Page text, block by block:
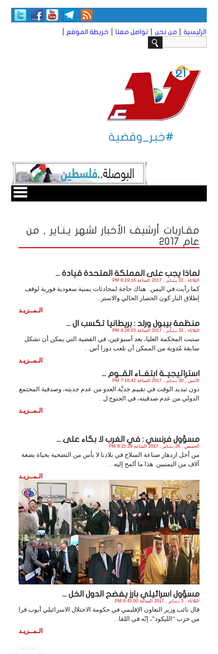
الرئيسية من نحن تواصل معنا خريطة الموقع
#خبر_وقضية
مقـاربات أرشيف الأخبار لشهر يـنـاير , من
عام 2017
لماذا يجب على المملكة المتحدة قيادة ...
الثلاثاء , 31 يـنـاير , 2017 الساعة 6:19:16 PM
كما رأيت في اليمن.. هناك حاجة لمحادثات يمنية سعودية فورية لوقف
إطلاق النار كون الحصار الحالي والاستر. .
الـمــزيـد
منظمة بيبول ورلد : بريطانيا تكسب ال ...
الثلاثاء , 31 يـنـاير , 2017 الساعة 4:26:03 PM
ستبت المحكمة العليا، بعد أسبوعين، في القضية التي يمكن أن تشكل
سابقة مُدوية من الممكن أن تلعب دورا أس. .
الـمــزيـد
استراتيجيــة ابتغــاء القــوم ...
الأثنين , 30 يـنـاير , 2017 الساعة 7:16:42 PM
دون تبديد الوقت في تقييم جديَّة العدو من عدم جديته، وصدقية المجتمع
الدولي من عدم صدقيته، في الجنوح ل. .
الـمــزيـد
مسؤول فرنسي : في الغرب لا بكاء على ...
الخميس , 26 يـنـاير , 2017 الساعة 8:15:29 PM
من أجل ازدهار صناعة السلاح في بلادنا لا بأس من التضحية بحياة بضعة
آلاف من اليمنيين. هذا ما ألمح إليه. .
الـمــزيـد
مسؤول اسرائيلي بارز يفضح الدول الخل ...
الثلاثاء , 3 يـنـاير , 2017 الساعة 6:45:00 PM
قال نائب وزير التعاون الإقليمي في حكومة الاحتلال الاسرائيلي أيوب قرا
من حزب “الليكود”، إنّه في اللقا. .
الـمــزيـد